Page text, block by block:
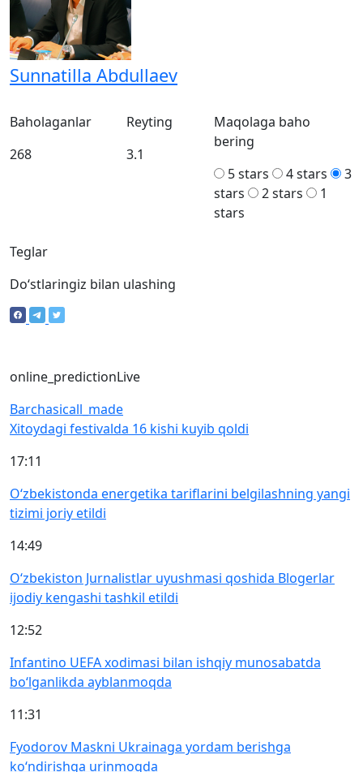
Sunnatilla Abdullaev
Teglar
Baholaganlar
268
Reyting
3.1
Maqolaga baho
bering
5 stars
4 stars
3
stars
2 stars
1
stars
Doʻstlaringiz bilan ulashing
online_predictionLive
Barchasicall_made
Xitoydagi festivalda 16 kishi kuyib qoldi
17:11
O‘zbekistonda energetika tariflarini belgilashning yangi
tizimi joriy etildi
14:49
O‘zbekiston Jurnalistlar uyushmasi qoshida Blogerlar
ijodiy kengashi tashkil etildi
12:52
Infantino UEFA xodimasi bilan ishqiy munosabatda
bo‘lganlikda ayblanmoqda
11:31
Fyodorov Maskni Ukrainaga yordam berishga
ko‘ndirishga urinmoqda